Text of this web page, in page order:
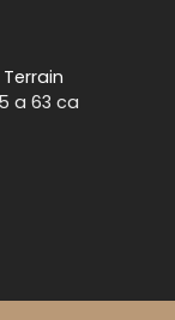
Terrain
a 63 ca